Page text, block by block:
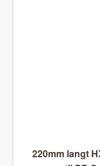
220mm langt